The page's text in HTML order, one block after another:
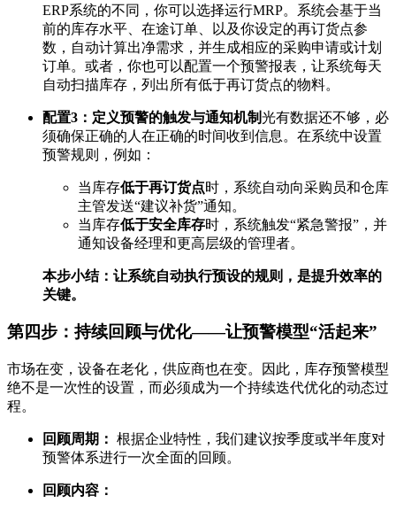
ERP系统的不同，你可以选择运行MRP。系统会基于当
前的库存水平、在途订单、以及你设定的再订货点参
数，自动计算出净需求，并生成相应的采购申请或计划
订单。或者，你也可以配置一个预警报表，让系统每天
自动扫描库存，列出所有低于再订货点的物料。
配置3：定义预警的触发与通知机制光有数据还不够，必
须确保正确的人在正确的时间收到信息。在系统中设置
预警规则，例如：
当库存低于再订货点时，系统自动向采购员和仓库
主管发送“建议补货”通知。
当库存低于安全库存时，系统触发“紧急警报”，并
通知设备经理和更高层级的管理者。
本步小结：让系统自动执行预设的规则，是提升效率的
关键。
第四步：持续回顾与优化——让预警模型“活起来”
市场在变，设备在老化，供应商也在变。因此，库存预警模型
绝不是一次性的设置，而必须成为一个持续迭代优化的动态过
程。
回顾周期： 根据企业特性，我们建议按季度或半年度对
预警体系进行一次全面的回顾。
回顾内容：